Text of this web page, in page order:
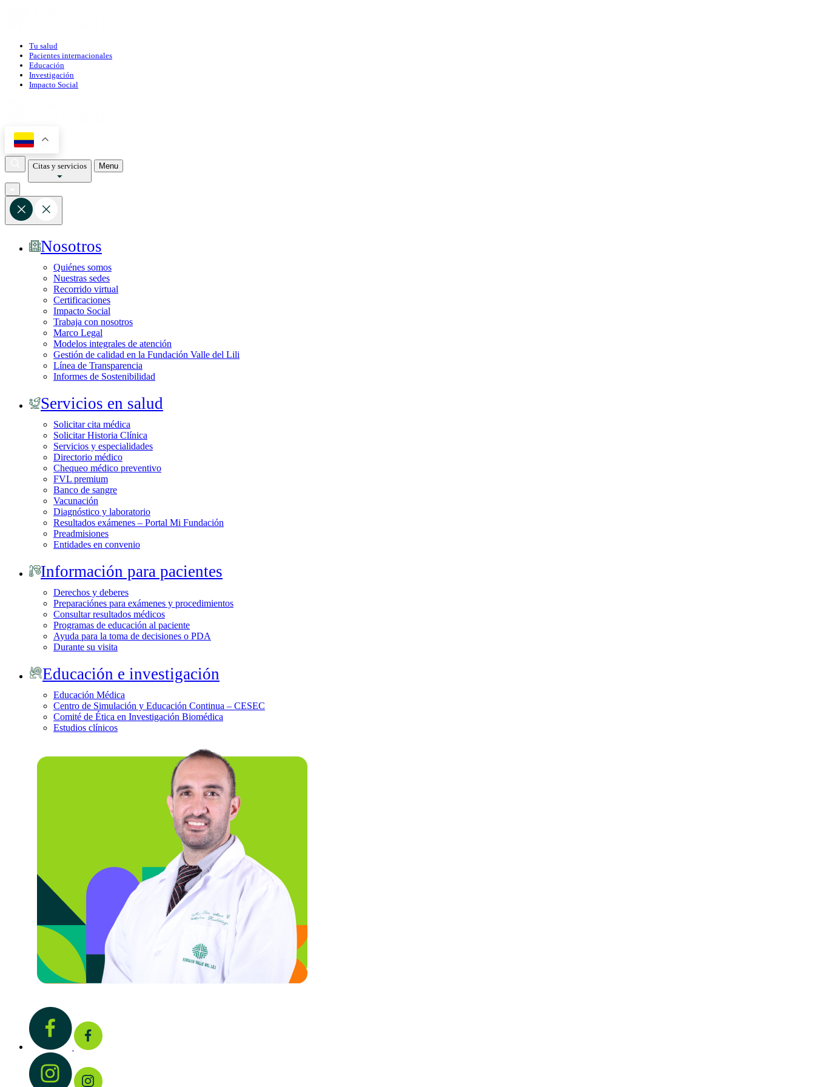
Tu salud
Pacientes internacionales
Educación
Investigación
Impacto Social
Citas y servicios Menu
Nosotros
Quiénes somos
Nuestras sedes
Recorrido virtual
Certificaciones
Impacto Social
Trabaja con nosotros
Marco Legal
Modelos integrales de atención
Gestión de calidad en la Fundación Valle del Lili
Línea de Transparencia
Informes de Sostenibilidad
Servicios en salud
Solicitar cita médica
Solicitar Historia Clínica
Servicios y especialidades
Directorio médico
Chequeo médico preventivo
FVL premium
Banco de sangre
Vacunación
Diagnóstico y laboratorio
Resultados exámenes – Portal Mi Fundación
Preadmisiones
Entidades en convenio
Información para pacientes
Derechos y deberes
Preparaciónes para exámenes y procedimientos
Consultar resultados médicos
Programas de educación al paciente
Ayuda para la toma de decisiones o PDA
Durante su visita
Educación e investigación
Educación Médica
Centro de Simulación y Educación Continua – CESEC
Comité de Ética en Investigación Biomédica
Estudios clínicos